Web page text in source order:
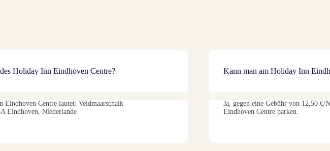
Holiday Inn Eindhoven Centre?
Eindhoven Centre lautet: Veldmaarschalk
Eindhoven, Niederlande
Kann man am Holiday Inn
Ja, gegen eine Gebühr von 12,50
Eindhoven Centre parken.